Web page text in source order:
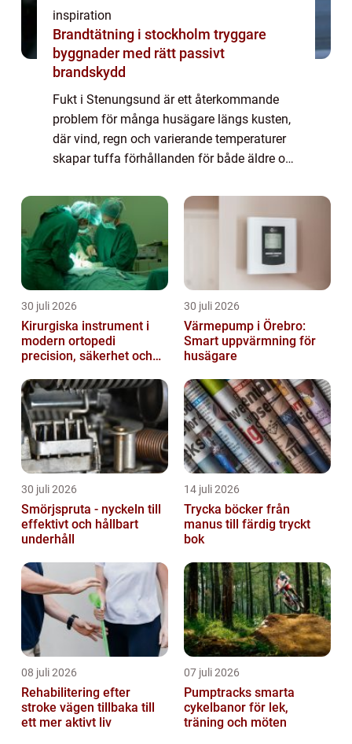
inspiration
Brandtätning i stockholm tryggare
byggnader med rätt passivt
brandskydd
Fukt i Stenungsund är ett återkommande
problem för många husägare längs kusten,
där vind, regn och varierande temperaturer
skapar tuffa förhållanden för både äldre och
30 juli 2026
Kirurgiska instrument i
modern ortopedi
precision, säkerhet och
30 juli 2026
Värmepump i Örebro:
Smart uppvärmning för
husägare
30 juli 2026
Smörjspruta - nyckeln till
effektivt och hållbart
underhåll
14 juli 2026
Trycka böcker från
manus till färdig tryckt
bok
08 juli 2026
Rehabilitering efter
stroke vägen tillbaka till
ett mer aktivt liv
07 juli 2026
Pumptracks smarta
cykelbanor för lek,
träning och möten